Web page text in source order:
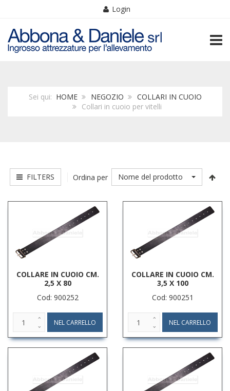
Login
Sei qui: HOME NEGOZIO
COLLARI IN CUOIO
Collari in cuoio per vitelli
FILTERS Ordina per Nome del prodotto
COLLARE IN CUOIO CM.
2,5 X 80
Cod: 900252
COLLARE IN CUOIO CM.
3,5 X 100
Cod: 900251